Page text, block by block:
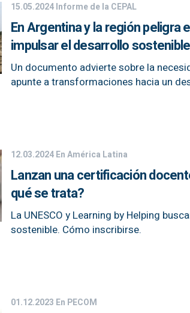
15.05.2024Informe de la CEPAL
En Argentina y la región peligra
impulsar el desarrollo sostenible
Un documento advierte sobre la
apunte a transformaciones hacia un
12.03.2024En América Latina
Lanzan una certificación
qué se trata?
La UNESCO y Learning by Helping
sostenible. Cómo inscribirse.
01.12.2023 En PECOM